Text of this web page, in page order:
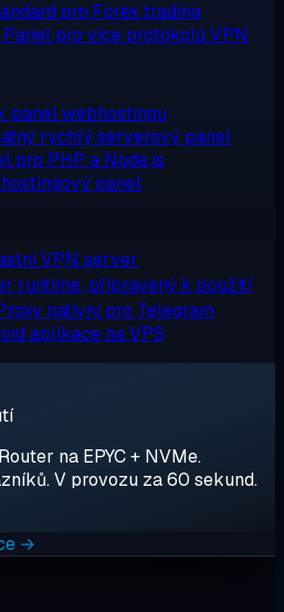
pro Forex trading
Panel pro více protokolů VPN
panel webhostingu
rychlý serverový panel
pro PHP a Node.js
panel
VPN server
runtime, připravený k použití
nativní pro Telegram
aplikace na VPS
na EPYC + NVMe.
V provozu za 60 sekund.
→